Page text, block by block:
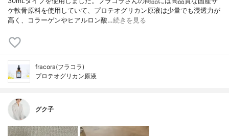
ケ軟骨原料を使用していて、プロテオグリカン原液は少量でも浸透力が
高く、コラーゲンやヒアルロン酸…続きを見る
fracora(フラコラ)
プロテオグリカン原液
グク子